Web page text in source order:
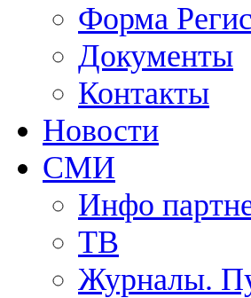
Форма
Документы
Контакты
Новости
СМИ
Инфо
ТВ
Журналы.